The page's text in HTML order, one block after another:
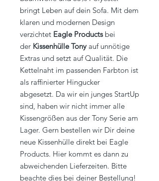
bringt Leben auf dein Sofa. Mit dem
klaren und modernen Design
verzichtet Eagle Productsbei
der Kissenhülle Tonyauf unnötige
Extras und setzt auf Qualität. Die
Kettelnaht im passenden Farbton ist
als raffinierter Hingucker
abgesetzt. Da wir ein junges StartUp
sind, haben wir nicht immer alle
Kissengrößen aus der Tony Serie am
Lager. Gern bestellen wir Dir deine
neue Kissenhülle direkt bei Eagle
Products. Hier kommt es dann zu
abweichenden Lieferzeiten. Bitte
beachte dies bei deiner Bestellung!